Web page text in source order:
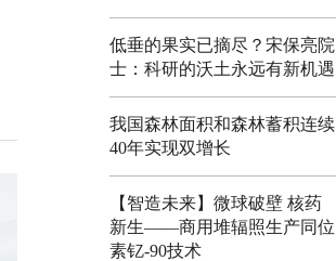
低垂的果实已摘尽？宋保亮院
士：科研的沃土永远有新机遇
我国森林面积和森林蓄积连续
40年实现双增长
【智造未来】微球破壁 核药
新生——商用堆辐照生产同位
素钇-90技术